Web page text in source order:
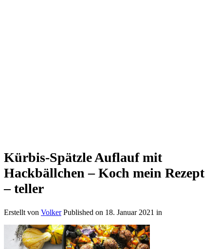
Kürbis-Spätzle Auflauf mit
Hackbällchen – Koch mein Rezept
– teller
Erstellt von Volker Published on 18. Januar 2021 in